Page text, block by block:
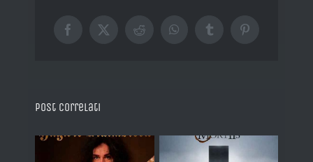
Facebook
X RedditWhatsAppTumblrPinterest
Post correlati